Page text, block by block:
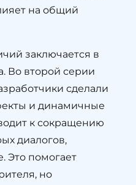
на общий
заключается в
Во второй серии
сделали
и динамичные
к сокращению
диалогов,
Это помогает
но